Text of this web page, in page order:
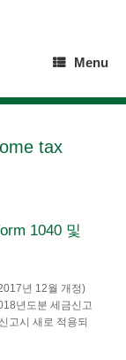
Menu
tax
1040 및
년 12월 개정)
년도분 세금신고
고시 새로 적용되